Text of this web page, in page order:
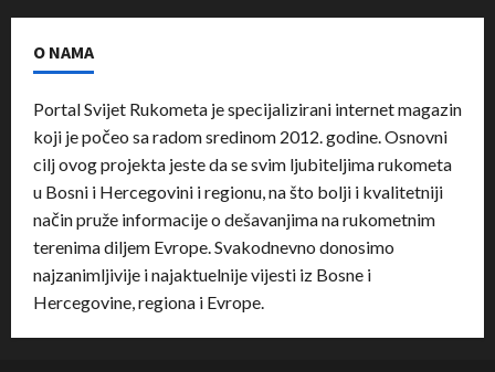
O NAMA
Portal Svijet Rukometa je specijalizirani internet magazin
koji je počeo sa radom sredinom 2012. godine. Osnovni
cilj ovog projekta jeste da se svim ljubiteljima rukometa
u Bosni i Hercegovini i regionu, na što bolji i kvalitetniji
način pruže informacije o dešavanjima na rukometnim
terenima diljem Evrope. Svakodnevno donosimo
najzanimljivije i najaktuelnije vijesti iz Bosne i
Hercegovine, regiona i Evrope.